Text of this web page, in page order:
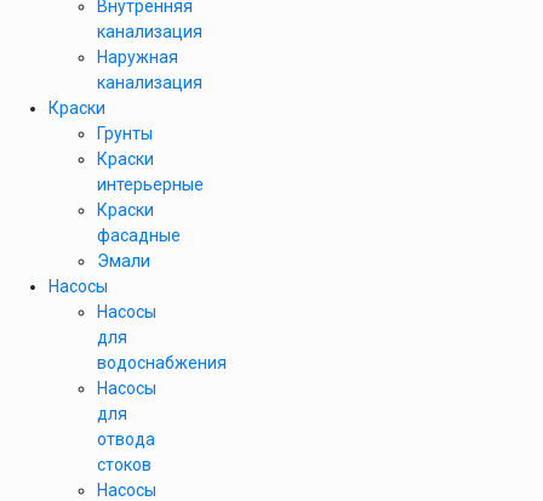
Внутренняя
канализация
Наружная
канализация
Краски
Грунты
Краски
интерьерные
Краски
фасадные
Эмали
Насосы
Насосы
для
водоснабжения
Насосы
для
отвода
стоков
Насосы